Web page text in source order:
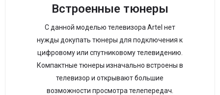
Встроенные тюнеры
С данной моделью телевизора Artel нет
нужды докупать тюнеры для подключения к
цифровому или спутниковому телевидению.
Компактные тюнеры изначально встроены в
телевизор и открывают большие
возможности просмотра телепередач.